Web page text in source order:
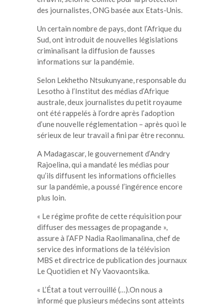
des journalistes, ONG basée aux Etats-Unis.
Un certain nombre de pays, dont l’Afrique du
Sud, ont introduit de nouvelles législations
criminalisant la diffusion de fausses
informations sur la pandémie.
Selon Lekhetho Ntsukunyane, responsable du
Lesotho à l’Institut des médias d’Afrique
australe, deux journalistes du petit royaume
ont été rappelés à l’ordre après l’adoption
d’une nouvelle réglementation – après quoi le
sérieux de leur travail a fini par être reconnu.
A Madagascar, le gouvernement d’Andry
Rajoelina, qui a mandaté les médias pour
qu’ils diffusent les informations officielles
sur la pandémie, a poussé l’ingérence encore
plus loin.
« Le régime profite de cette réquisition pour
diffuser des messages de propagande »,
assure à l’AFP Nadia Raolimanalina, chef de
service des informations de la télévision
MBS et directrice de publication des journaux
Le Quotidien et N’y Vaovaontsika.
« L’État a tout verrouillé (…).On nous a
informé que plusieurs médecins sont atteints